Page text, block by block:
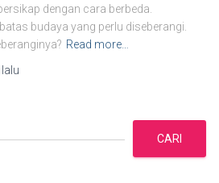
dengan cara berbeda.
budaya yang perlu diseberangi.
Read more…
CARI